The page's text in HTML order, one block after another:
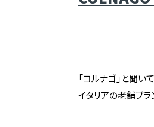
「コルナゴ」と聞い
イタリアの老舗ブラ